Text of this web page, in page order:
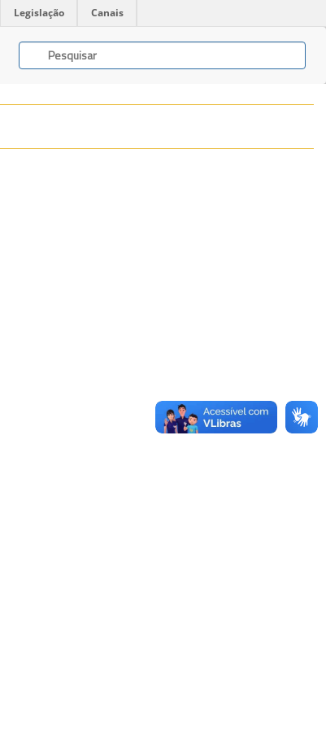
Legislação Canais